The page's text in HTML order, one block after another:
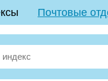
Почтовые